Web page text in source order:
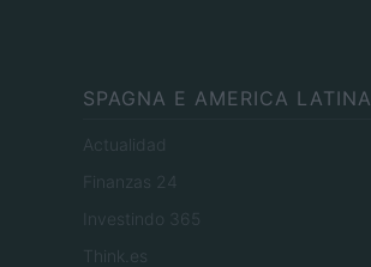
SPAGNA E AMERICA LATINA
Actualidad
Finanzas 24
Investindo 365
Think.es